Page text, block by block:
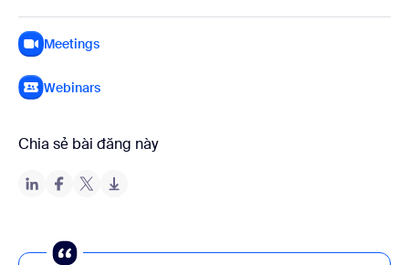
Meetings
Webinars
Chia sẻ bài đăng này